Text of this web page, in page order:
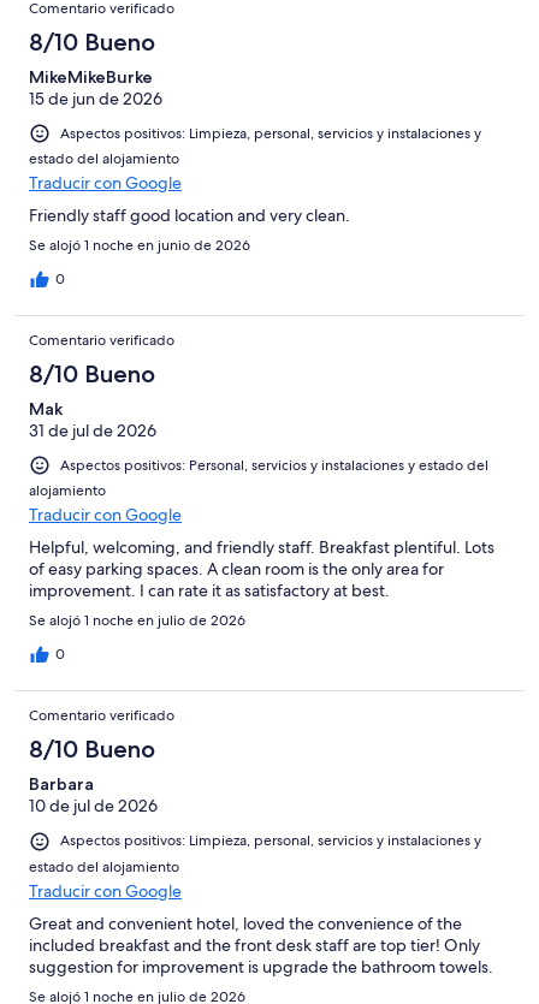
Comentario verificado
8/10 Bueno
MikeMikeBurke
15 de jun de 2026
Aspectos positivos: Limpieza, personal, servicios y instalaciones y
estado del alojamiento
Traducir con Google
Friendly staff good location and very clean.
Se alojó 1 noche en junio de 2026
0
Comentario verificado
8/10 Bueno
Mak
31 de jul de 2026
Aspectos positivos: Personal, servicios y instalaciones y estado del
alojamiento
Traducir con Google
Helpful, welcoming, and friendly staff. Breakfast plentiful. Lots
of easy parking spaces. A clean room is the only area for
improvement. I can rate it as satisfactory at best.
Se alojó 1 noche en julio de 2026
0
Comentario verificado
8/10 Bueno
Barbara
10 de jul de 2026
Aspectos positivos: Limpieza, personal, servicios y instalaciones y
estado del alojamiento
Traducir con Google
Great and convenient hotel, loved the convenience of the
included breakfast and the front desk staff are top tier! Only
suggestion for improvement is upgrade the bathroom towels.
Se alojó 1 noche en julio de 2026